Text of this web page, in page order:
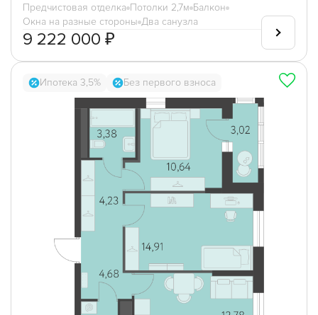
Предчистовая отделка Потолки 2,7м Балкон
Окна на разные стороны Два санузла
9 222 000 ₽
Ипотека 3,5% Без первого взноса